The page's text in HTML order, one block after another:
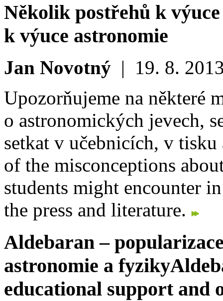
Několik postřehů k
k výuce astronomie
Jan Novotný | 19. 8.
Upozorňujeme na některé
o astronomických jevech,
setkat v učebnicích, v
of the misconceptions
students might encounter
the press and literature.
Aldebaran –
astronomie a fyziky
educational support and